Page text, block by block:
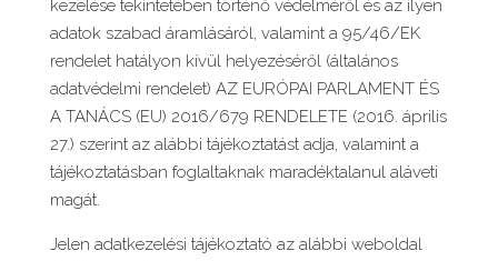
kezelése tekintetében történő védelméről és az ilyen
adatok szabad áramlásáról, valamint a 95/46/EK
rendelet hatályon kívül helyezéséről (általános
adatvédelmi rendelet) AZ EURÓPAI PARLAMENT ÉS
A TANÁCS (EU) 2016/679 RENDELETE (2016. április
27.) szerint az alábbi tájékoztatást adja, valamint a
tájékoztatásban foglaltaknak maradéktalanul aláveti
magát.
Jelen adatkezelési tájékoztató az alábbi weboldal